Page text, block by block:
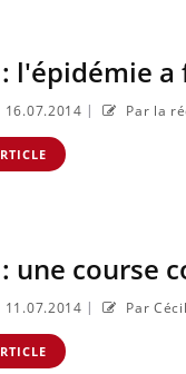
l'épidémie
16.07.2014 | Par la
une course
11.07.2014 | Par